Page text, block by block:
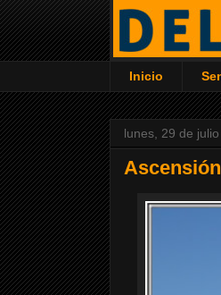
Inicio
lunes, 29 de